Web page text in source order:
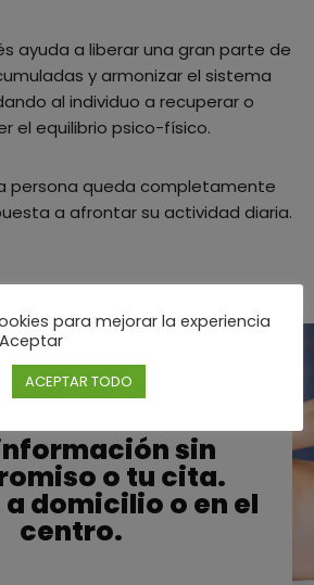
ayuda a liberar una gran parte de
y armonizar el sistema
al individuo a recuperar o
el equilibrio psico-físico.
persona queda completamente
a afrontar su actividad diaria.
TERAPÉUTICOS EN GRANADA
sin
o tu cita.
domicilio o en el
centro.
para mejorar la experiencia
ACEPTAR TODO